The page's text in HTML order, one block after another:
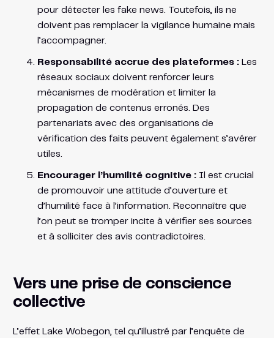
pour détecter les fake news. Toutefois, ils ne
doivent pas remplacer la vigilance humaine mais
l’accompagner.
Responsabilité accrue des plateformes :Les
réseaux sociaux doivent renforcer leurs
mécanismes de modération et limiter la
propagation de contenus erronés. Des
partenariats avec des organisations de
vérification des faits peuvent également s’avérer
utiles.
Encourager l’humilité cognitive :Il est crucial
de promouvoir une attitude d’ouverture et
d’humilité face à l’information. Reconnaître que
l’on peut se tromper incite à vérifier ses sources
et à solliciter des avis contradictoires.
Vers une prise de conscience
collective
L’effet Lake Wobegon, tel qu’illustré par l’enquête de